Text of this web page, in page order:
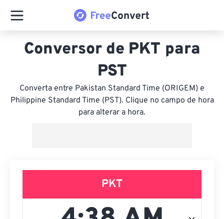
Conversor de PKT para
PST
Converta entre Pakistan Standard Time (ORIGEM) e
Philippine Standard Time (PST). Clique no campo de hora
para alterar a hora.
PKT